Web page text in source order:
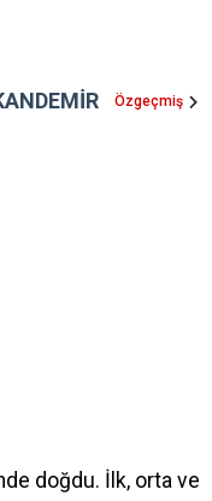
Özgeçmiş
doğdu. İlk, orta ve